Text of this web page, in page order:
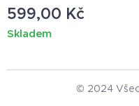
599,00 Kč
Skladem
© 2024